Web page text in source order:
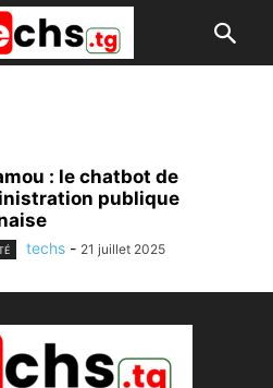
: le chatbot de
publique
techs - 21 juillet 2025